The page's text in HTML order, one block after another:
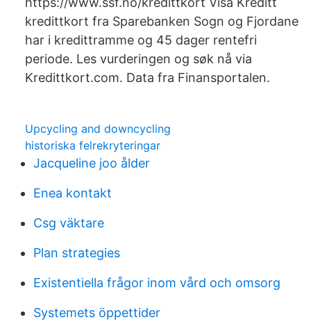
kredittkort fra Sparebanken Sogn og Fjordane
har i kredittramme og 45 dager rentefri
periode. Les vurderingen og søk nå via
Kredittkort.com. Data fra Finansportalen.
Upcycling and downcycling
historiska felrekryteringar
Jacqueline joo ålder
Enea kontakt
Csg väktare
Plan strategies
Existentiella frågor inom vård och omsorg
Systemets öppettider